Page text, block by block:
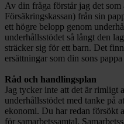
Av din fråga förstår jag det
Försäkringskassan) från sin
ett högre belopp genom
underhållsstödet så långt den
sträcker sig för ett barn. Det
ersättningar som din sons
Råd och handlingsplan
Jag tycker inte att det är rimligt
underhållsstödet med tanke på
ekonomi. Du har redan försökt
för samarbetssamtal.